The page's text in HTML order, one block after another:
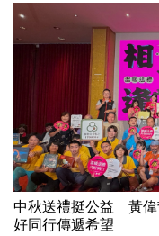
中秋送禮挺公益 黃
好同行傳遞希望